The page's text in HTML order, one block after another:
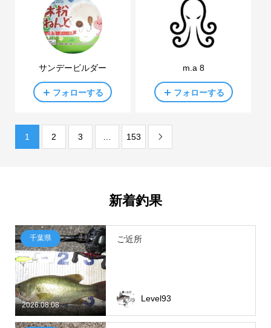
サンデービルダー
フォローする
m.a 8
フォローする
1 2 3 153 
新着釣果
2026.08.08
千葉県 ご近所
Level93